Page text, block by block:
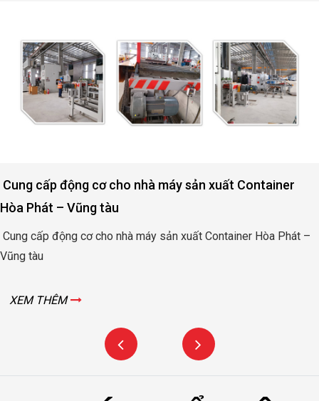
Cung cấp động cơ cho nhà máy sản xuất Container
Hòa Phát – Vũng tàu
Cung cấp động cơ cho nhà máy sản xuất Container Hòa Phát –
Vũng tàu
XEM THÊM